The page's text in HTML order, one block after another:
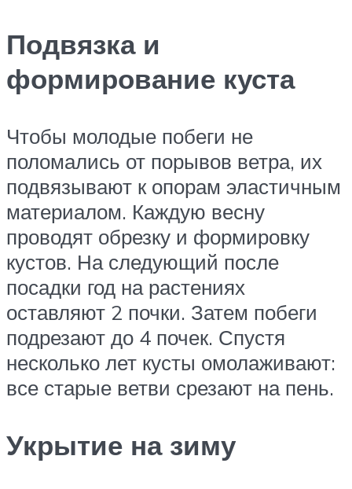
Подвязка и
формирование куста
Чтобы молодые побеги не
поломались от порывов ветра, их
подвязывают к опорам эластичным
материалом. Каждую весну
проводят обрезку и формировку
кустов. На следующий после
посадки год на растениях
оставляют 2 почки. Затем побеги
подрезают до 4 почек. Спустя
несколько лет кусты омолаживают:
все старые ветви срезают на пень.
Укрытие на зиму